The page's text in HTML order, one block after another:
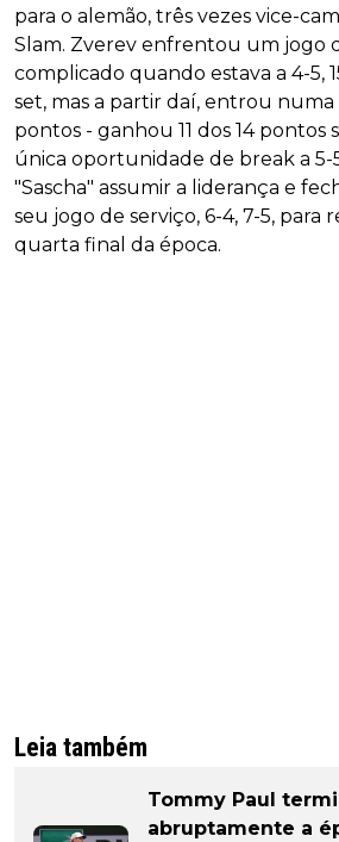
para o alemão, três vezes vice-
Slam. Zverev enfrentou um jogo
complicado quando estava a 4-5,
set, mas a partir daí, entrou numa
pontos - ganhou 11 dos 14 pontos
única oportunidade de break a 5-
"Sascha" assumir a liderança e
seu jogo de serviço, 6-4, 7-5, para
quarta final da época.
Leia também
Tommy Paul
abruptamente a